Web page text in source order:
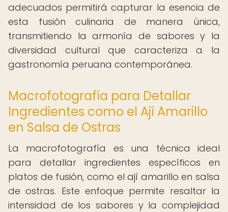
adecuados permitirá capturar la esencia de
esta fusión culinaria de manera única,
transmitiendo la armonía de sabores y la
diversidad cultural que caracteriza a la
gastronomía peruana contemporánea.
Macrofotografía para Detallar
Ingredientes como el Ají Amarillo
en Salsa de Ostras
La macrofotografía es una técnica ideal
para detallar ingredientes específicos en
platos de fusión, como el ají amarillo en salsa
de ostras. Este enfoque permite resaltar la
intensidad de los sabores y la complejidad